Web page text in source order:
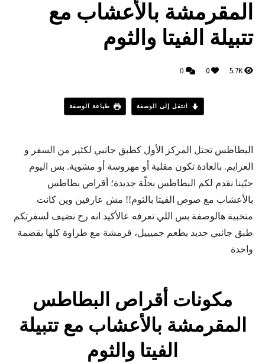
المقرمشة بالأعشاب مع
تتبيلة الفيتا والثوم
5.7K
0
انتقل إلى الوصفة طباعة الوصفة
البطاطس تحتل المركز الأول كطبق جانبي لكثير من السفر و
العزايم. بالعادة تكون مقلية أو مهروسة أو مشوية. بس اليوم
حبّينا نقدم لكم البطاطس بحلّة جديدة؛ أقراص بطاطس
بالأعشاب مع صوص الفيتا بالثوم!! مش عارفين وين كانت
متخبية هالوصفة بس اللي نعرفه عالأكيد انه رح نضيف لسفرتكم
طبق جانبي جديد بطعم جميييل، قرمشة مع طراوة كلها بقضمة
واحدة
مكونات أقراص البطاطس
المقرمشة بالأعشاب مع تتبيلة
الفيتا والثوم